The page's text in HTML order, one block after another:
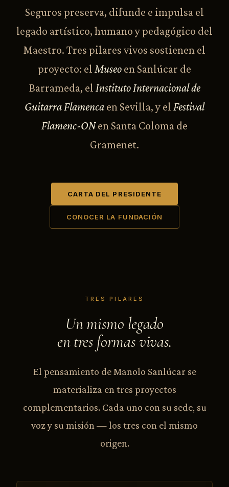
Seguros preserva, difunde e impulsa el
legado artístico, humano y pedagógico del
Maestro. Tres pilares vivos sostienen el
proyecto: el Museo en Sanlúcar de
Barrameda, el Instituto Internacional de
Guitarra Flamenca en Sevilla, y el Festival
Flamenc-ONen Santa Coloma de
Gramenet.
CARTA DEL PRESIDENTE
CONOCER LA FUNDACIÓN
TRES PILARES
Un mismo legado
en tres formas vivas.
El pensamiento de Manolo Sanlúcar se
materializa en tres proyectos
complementarios. Cada uno con su sede, su
voz y su misión — los tres con el mismo
origen.